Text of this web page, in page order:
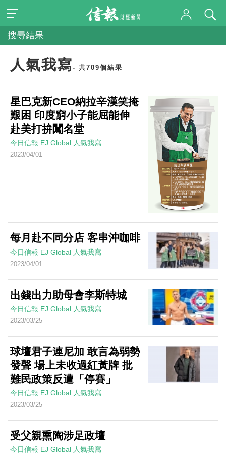
搜尋結果
人氣我寫- 共709個結果
星巴克新CEO納拉辛漢笑掩
艱困 印度窮小子能屈能伸
赴美打拚闖名堂
今日信報 EJ Global 人氣我寫
2023/04/01
每月赴不同分店 客串沖咖啡
今日信報 EJ Global 人氣我寫
2023/04/01
出錢出力助母會李斯特城
今日信報 EJ Global 人氣我寫
2023/03/25
球壇君子連尼加 敢言為弱勢
發聲 場上未收過紅黃牌 批
難民政策反遭「停賽」
今日信報 EJ Global 人氣我寫
2023/03/25
受父親熏陶涉足政壇
今日信報 EJ Global 人氣我寫